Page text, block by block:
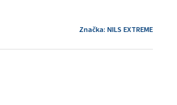
Značka: NILS EXTREME